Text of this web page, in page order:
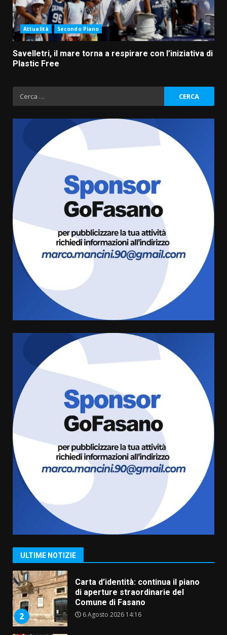
Attualità Secondo Piano
Savelletri, il mare torna a respirare con l’iniziativa di
Plastic Free
Ricerca
per:
ULTIME NOTIZIE
Grazia Neglia, coordinatrice
cittadina di Fratelli d’Italia,
pronta a tornare in Consiglio
comunale
6 Agosto 2026 08:00
Cura dei beni comuni e
cittadinanza attiva: online
l’avviso per la gestione
condivisa della Villetta di
assoluta de “L’Albergo
Belvedere. Il rapimento”
6 Agosto 2026 06:15
Serie D, l’Us Fasano è escluso
dal campionato
5 Agosto 2026 17:30
Truffatori in azione nelle
frazioni fasanesi
5 Agosto 2026 11:03
1
Fasanese ferito a colpi di arma
da fuoco
6 Agosto 2026 18:13
2
Carta d’identità: continua il piano
di aperture straordinarie del
Comune di Fasano
6 Agosto 2026 14:16